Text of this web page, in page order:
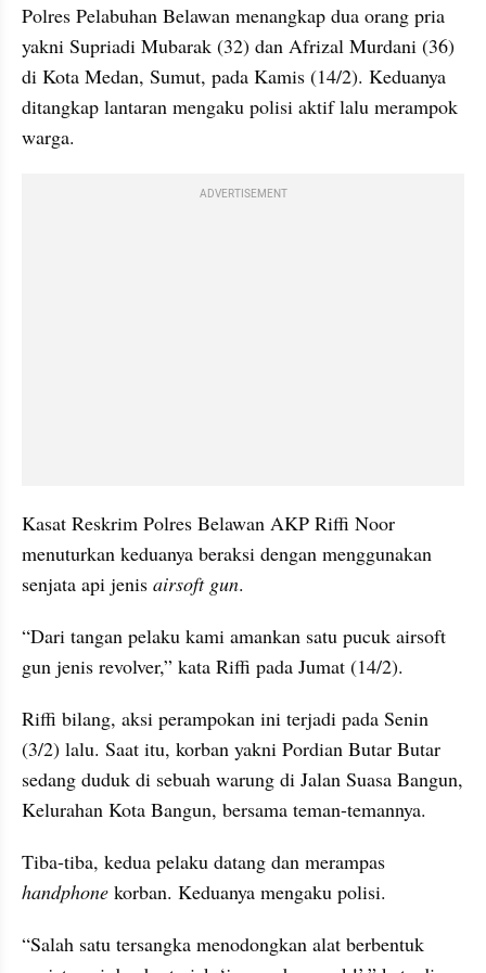
Polres Pelabuhan Belawan menangkap dua orang pria
yakni Supriadi Mubarak (32) dan Afrizal Murdani (36)
di Kota Medan, Sumut, pada Kamis (14/2). Keduanya
ditangkap lantaran mengaku polisi aktif lalu merampok
warga.
ADVERTISEMENT
Kasat Reskrim Polres Belawan AKP Riffi Noor
menuturkan keduanya beraksi dengan menggunakan
senjata api jenis airsoft gun.
“Dari tangan pelaku kami amankan satu pucuk airsoft
gun jenis revolver,” kata Riffi pada Jumat (14/2).
Riffi bilang, aksi perampokan ini terjadi pada Senin
(3/2) lalu. Saat itu, korban yakni Pordian Butar Butar
sedang duduk di sebuah warung di Jalan Suasa Bangun,
Kelurahan Kota Bangun, bersama teman-temannya.
handphone korban. Keduanya mengaku polisi.
“Salah satu tersangka menodongkan alat berbentuk